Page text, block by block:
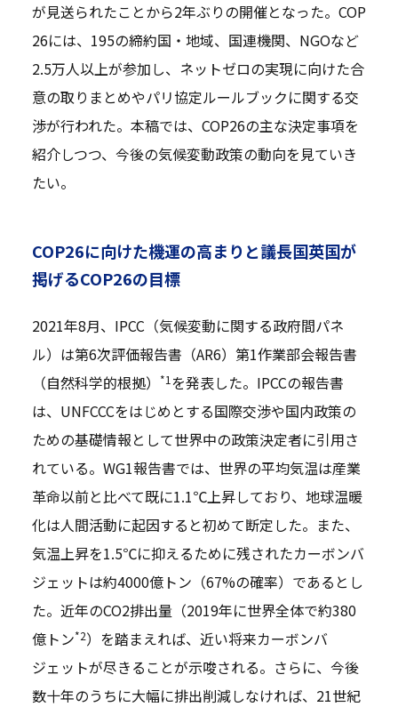
が見送られたことから2年ぶりの開催となった。COP
26には、195の締約国・地域、国連機関、NGOなど
2.5万人以上が参加し、ネットゼロの実現に向けた合
意の取りまとめやパリ協定ルールブックに関する交
渉が行われた。本稿では、COP26の主な決定事項を
紹介しつつ、今後の気候変動政策の動向を見ていき
たい。
COP26に向けた機運の高まりと議長国英国が
掲げるCOP26の目標
2021年8月、IPCC（気候変動に関する政府間パネ
ル）は第6次評価報告書（AR6）第1作業部会報告書
（自然科学的根拠）
*1 を発表した。IPCCの報告書
は、UNFCCCをはじめとする国際交渉や国内政策の
ための基礎情報として世界中の政策決定者に引用さ
れている。WG1報告書では、世界の平均気温は産業
革命以前と比べて既に1.1℃上昇しており、地球温暖
化は人間活動に起因すると初めて断定した。また、
気温上昇を1.5℃に抑えるために残されたカーボンバ
ジェットは約4000億トン（67%の確率）であるとし
た。近年のCO2排出量（2019年に世界全体で約380
億トン*2）を踏まえれば、近い将来カーボンバ
ジェットが尽きることが示唆される。さらに、今後
数十年のうちに大幅に排出削減しなければ、21世紀